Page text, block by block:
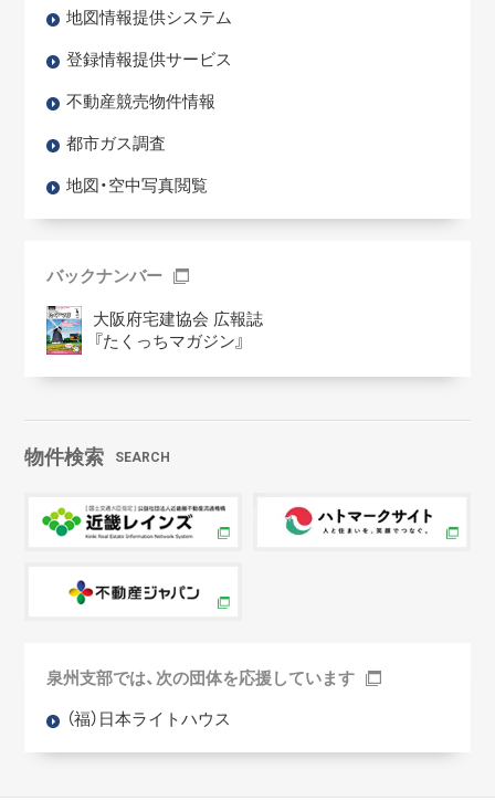
地図情報提供システム
登録情報提供サービス
不動産競売物件情報
都市ガス調査
地図・空中写真閲覧
バックナンバー
大阪府宅建協会 広報誌
『たくっちマガジン』
物件検索 SEARCH
泉州支部では、次の団体を応援しています
（福）日本ライトハウス